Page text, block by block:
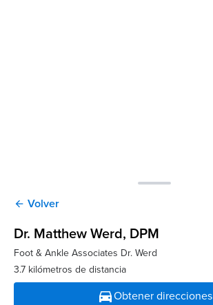
arrow_back Volver
Dr. Matthew Werd, DPM
Foot & Ankle Associates Dr. Werd
3.7 kilómetros de distancia
directions_carObtener direcciones